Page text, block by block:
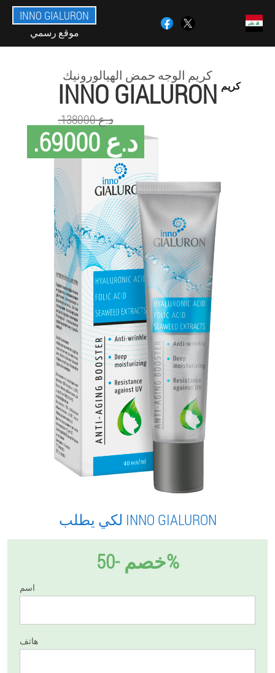
INNO GIALURON
موقع رسمي
كريم الوجه حمض الهيالورونيك
INNO GIALURON كريم
.د.ع 69000
.د.ع 138000
لكي يطلب INNO GIALURON
خصم -50%
اسم
هاتف